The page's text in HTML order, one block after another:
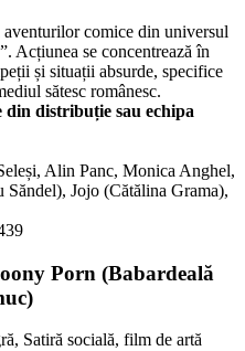
aventurilor comice din universul
Acțiunea se concentrează în
și situații absurde, specifice
sătesc românesc.
distribuție sau echipa
Alin Panc, Monica Anghel,
Săndel), Jojo (Cătălina Grama),
Porn (Babardeală
Satiră socială, film de artă